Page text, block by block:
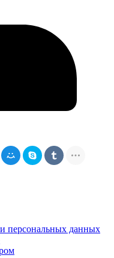
персональных данных